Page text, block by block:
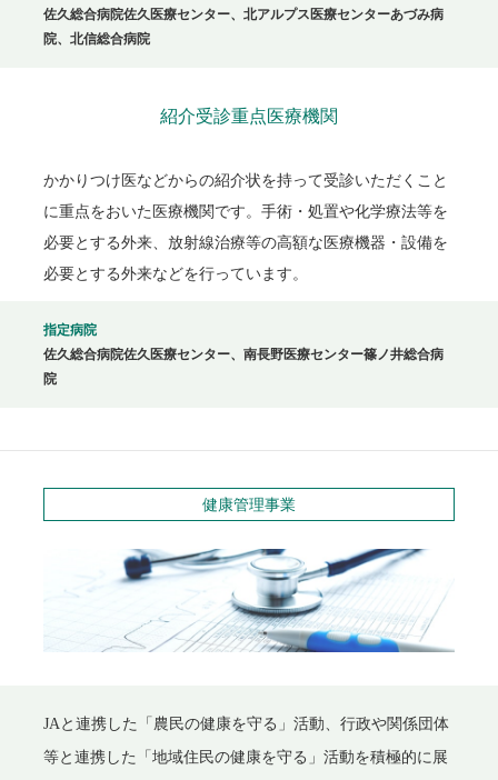
佐久総合病院佐久医療センター、北アルプス医療センターあづみ病
院、北信総合病院
紹介受診重点医療機関
かかりつけ医などからの紹介状を持って受診いただくこと
に重点をおいた医療機関です。手術・処置や化学療法等を
必要とする外来、放射線治療等の高額な医療機器・設備を
必要とする外来などを行っています。
指定病院
佐久総合病院佐久医療センター、南長野医療センター篠ノ井総合病
院
健康管理事業
JAと連携した「農民の健康を守る」活動、行政や関係団体
等と連携した「地域住民の健康を守る」活動を積極的に展